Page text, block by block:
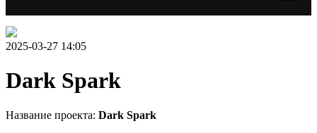
2025-03-27 14:05
Dark Spark
Название проекта: Dark Spark